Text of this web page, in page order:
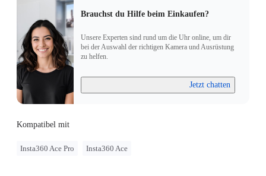
Brauchst du Hilfe beim Einkaufen?
Unsere Experten sind rund um die Uhr online, um dir
bei der Auswahl der richtigen Kamera und Ausrüstung
zu helfen.
Jetzt chatten
Kompatibel mit
Insta360 Ace Pro Insta360 Ace